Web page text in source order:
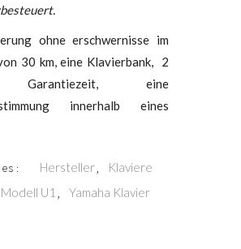
ohne erschwernisse im
30 km, eine Klavierbank, 2
Garantiezeit, eine
innerhalb eines
Hersteller Klaviere
Modell U1 Yamaha Klavier